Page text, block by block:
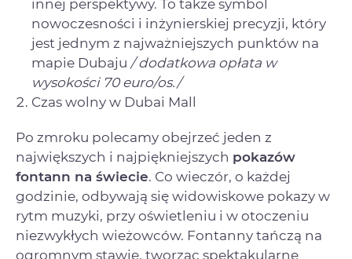
innej perspektywy. To także symbol
nowoczesności i inżynierskiej precyzji, który
jest jednym z najważniejszych punktów na
mapie Dubaju / dodatkowa opłata w
wysokości 70 euro/os./
Czas wolny w Dubai Mall
Po zmroku polecamy obejrzeć jeden z
największych i najpiękniejszych pokazów
fontann na świecie. Co wieczór, o każdej
godzinie, odbywają się widowiskowe pokazy w
rytm muzyki, przy oświetleniu i w otoczeniu
niezwykłych wieżowców. Fontanny tańczą na
ogromnym stawie, tworząc spektakularne